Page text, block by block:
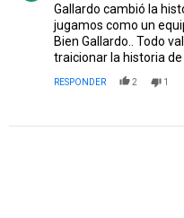
Gallardo cambió la
jugamos como un
Bien Gallardo.. Todo
traicionar la historia de
RESPONDER 2 1